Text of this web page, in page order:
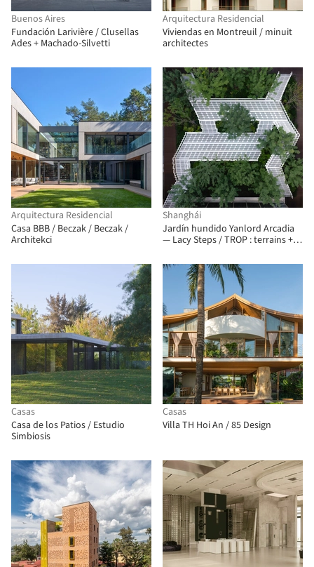
Buenos Aires
Fundación Larivière / Clusellas
Ades + Machado-Silvetti
Arquitectura Residencial
Viviendas en Montreuil / minuit
architectes
Arquitectura Residencial
Casa BBB / Beczak / Beczak /
Architekci
Shanghái
Jardín hundido Yanlord Arcadia
— Lacy Steps / TROP : terrains +
Casas
Casa de los Patios / Estudio
Simbiosis
Casas
Villa TH Hoi An / 85 Design